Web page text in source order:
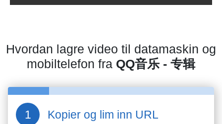
Hvordan lagre video til datamaskin og
mobiltelefon fra QQ音乐 - 专辑
Kopier og lim inn URL